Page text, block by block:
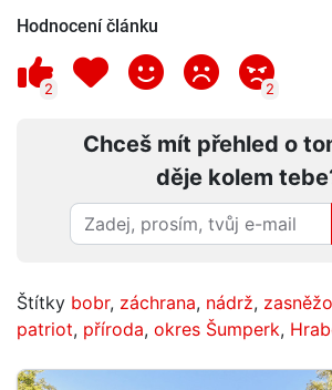
Hodnocení článku
2 2
Chceš mít přehled o
děje kolem
Štítky bobr, záchrana, nádrž,
patriot, příroda, okres Šumperk,